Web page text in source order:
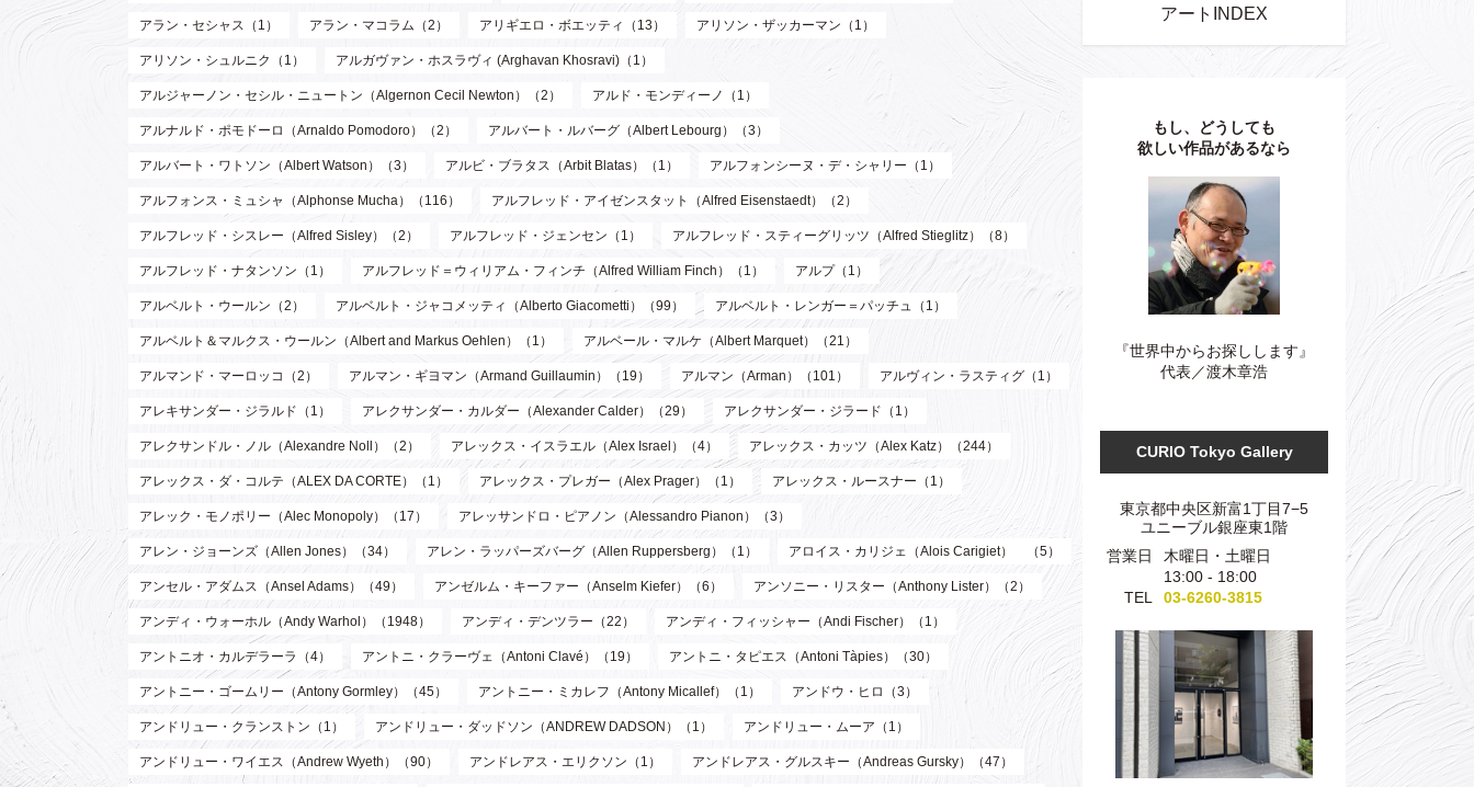
アラン・セシャス（1） アラン・マコラム（2） アリギエロ・ボエッティ（13） アリソン・ザッカーマン（1）
アリソン・シュルニク（1） アルガヴァン・ホスラヴィ (Arghavan Khosravi)（1）
アルジャーノン・セシル・ニュートン（Algernon Cecil Newton）（2） アルド・モンディーノ（1）
アルナルド・ポモドーロ（Arnaldo Pomodoro）（2） アルバート・ルバーグ（Albert Lebourg）（3）
アルバート・ワトソン（Albert Watson）（3） アルビ・ブラタス（Arbit Blatas）（1） アルフォンシーヌ・デ・シャリー（1）
アルフォンス・ミュシャ（Alphonse Mucha）（116） アルフレッド・アイゼンスタット（Alfred Eisenstaedt）（2）
アルフレッド・シスレー（Alfred Sisley）（2） アルフレッド・ジェンセン（1） アルフレッド・スティーグリッツ（Alfred Stieglitz）（8）
アルフレッド・ナタンソン（1） アルフレッド＝ウィリアム・フィンチ（Alfred William Finch）（1） アルプ（1）
アルベルト・ウールン（2） アルベルト・ジャコメッティ（Alberto Giacometti）（99） アルベルト・レンガー＝パッチュ（1）
アルベルト＆マルクス・ウールン（Albert and Markus Oehlen）（1） アルベール・マルケ（Albert Marquet）（21）
アルマンド・マーロッコ（2） アルマン・ギヨマン（Armand Guillaumin）（19） アルマン（Arman）（101） アルヴィン・ラスティグ（1）
アレキサンダー・ジラルド（1） アレクサンダー・カルダー（Alexander Calder）（29） アレクサンダー・ジラード（1）
アレクサンドル・ノル（Alexandre Noll）（2） アレックス・イスラエル（Alex Israel）（4） アレックス・カッツ（Alex Katz）（244）
アレックス・ダ・コルテ（ALEX DA CORTE）（1） アレックス・プレガー（Alex Prager）（1） アレックス・ルースナー（1）
アレック・モノポリー（Alec Monopoly）（17） アレッサンドロ・ピアノン（Alessandro Pianon）（3）
アレン・ジョーンズ（Allen Jones）（34） アレン・ラッパーズバーグ（Allen Ruppersberg）（1） アロイス・カリジェ（Alois Carigiet） （5）
アンセル・アダムス（Ansel Adams）（49） アンゼルム・キーファー（Anselm Kiefer）（6） アンソニー・リスター（Anthony Lister）（2）
アンディ・ウォーホル（Andy Warhol）（1948） アンディ・デンツラー（22） アンディ・フィッシャー（Andi Fischer）（1）
アントニオ・カルデラーラ（4） アントニ・クラーヴェ（Antoni Clavé）（19） アントニ・タピエス（Antoni Tàpies）（30）
アントニー・ゴームリー（Antony Gormley）（45） アントニー・ミカレフ（Antony Micallef）（1） アンドウ・ヒロ（3）
アンドリュー・クランストン（1） アンドリュー・ダッドソン（ANDREW DADSON）（1） アンドリュー・ムーア（1）
アンドリュー・ワイエス（Andrew Wyeth）（90） アンドレアス・エリクソン（1） アンドレアス・グルスキー（Andreas Gursky）（47）
アートINDEX
もし、どうしても
欲しい作品があるなら
『世界中からお探しします』
代表／渡木章浩
CURIO Tokyo Gallery
東京都中央区新富1丁目7−5
ユニーブル銀座東1階
営業日
木曜日・土曜日
13:00 - 18:00
TEL
03-6260-3815